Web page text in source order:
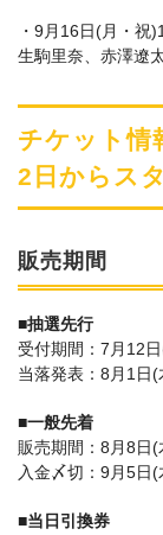
・9月16日(月・祝
生駒里奈、赤澤遼
チケット
2日からス
販売期間
■抽選先行
受付期間：7月12
当落発表：8月1日(
■一般先着
販売期間：8月8日
入金〆切：9月5日
■当日引換券